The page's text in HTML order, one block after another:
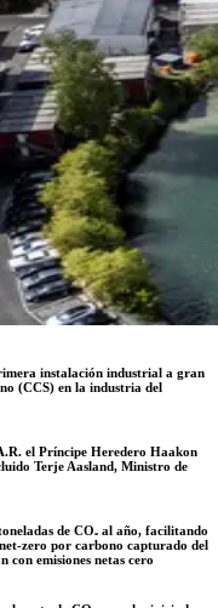
instalación industrial a gran
(CCS) en la industria del
el Príncipe Heredero Haakon
Terje Aasland, Ministro de
de CO₂ al año, facilitando
zero por carbono capturado del
emisiones netas cero